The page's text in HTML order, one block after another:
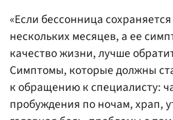
«Если бессонница
нескольких месяцев, а ее
качество жизни, лучше
Симптомы, которые должны
к обращению к специалисту:
пробуждения по ночам, храп,